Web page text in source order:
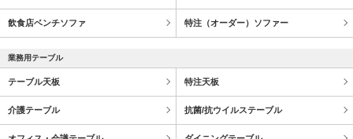
飲食店ベンチソファ 特注（オーダー）ソファー
業務用テーブル
テーブル天板 特注天板
介護テーブル 抗菌/抗ウイルステーブル